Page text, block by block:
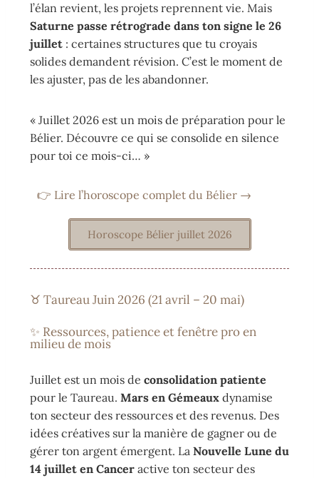
l’élan revient, les projets reprennent vie. Mais
Saturne passe rétrograde dans ton signe le 26
juillet : certaines structures que tu croyais
solides demandent révision. C’est le moment de
les ajuster, pas de les abandonner.
« Juillet 2026 est un mois de préparation pour le
Bélier. Découvre ce qui se consolide en silence
pour toi ce mois-ci… »
👉 Lire l’horoscope complet du Bélier →
Horoscope Bélier juillet 2026
♉ Taureau Juin 2026 (21 avril – 20 mai)
✨ Ressources, patience et fenêtre pro en
milieu de mois
Juillet est un mois de consolidation patiente
pour le Taureau. Mars en Gémeaux dynamise
ton secteur des ressources et des revenus. Des
idées créatives sur la manière de gagner ou de
gérer ton argent émergent. La Nouvelle Lune du
14 juillet en Cancer active ton secteur des